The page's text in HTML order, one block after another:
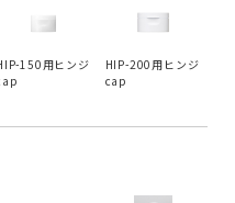
150用ヒンジ
HIP-200用ヒンジ
cap